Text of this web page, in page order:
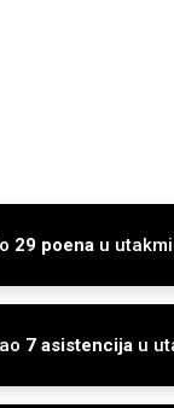
29 poena u
7 asistencija u